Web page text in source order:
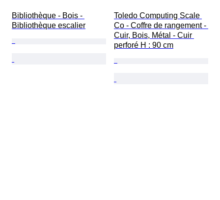
Bibliothèque - Bois -
Bibliothèque escalier
Toledo Computing Scale
Co - Coffre de rangement -
Cuir, Bois, Métal - Cuir
perforé H : 90 cm